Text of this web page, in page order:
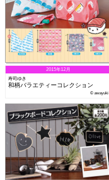
2015年12月
寿司ゆき
和柄バラエティーコレクション
© awayuki